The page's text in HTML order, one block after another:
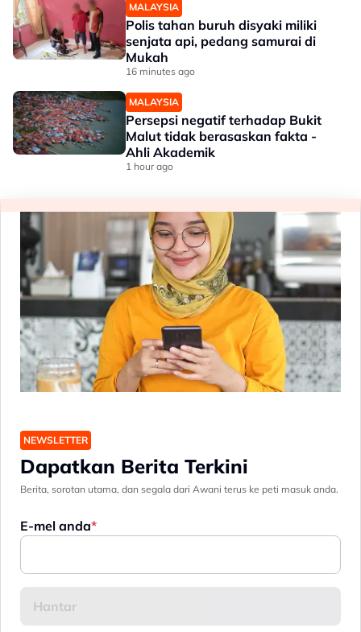
MALAYSIA
Polis tahan buruh disyaki miliki
senjata api, pedang samurai di
Mukah
16 minutes ago
MALAYSIA
Persepsi negatif terhadap Bukit
Malut tidak berasaskan fakta -
Ahli Akademik
1 hour ago
NEWSLETTER
Dapatkan Berita Terkini
Berita, sorotan utama, dan segala dari Awani terus ke peti masuk anda.
E-mel anda